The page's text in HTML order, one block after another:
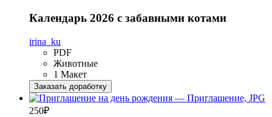
Календарь 2026 с забавными котами
irina_ku
PDF
Животные
1 Макет
Заказать доработку
250₽